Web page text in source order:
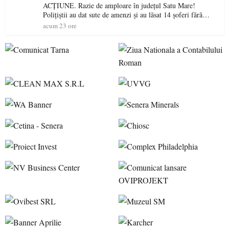
ACȚIUNE. Razie de amploare în județul Satu Mare!
Polițiștii au dat sute de amenzi și au lăsat 14 șoferi fără
permis într-o singură zi
acum 23 ore